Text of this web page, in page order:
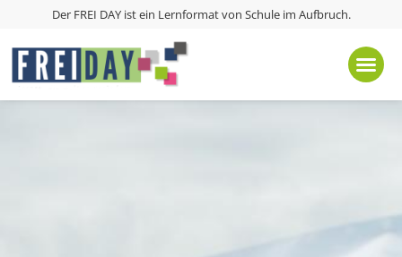
Der FREI DAY ist ein Lernformat von Schule im Aufbruch.